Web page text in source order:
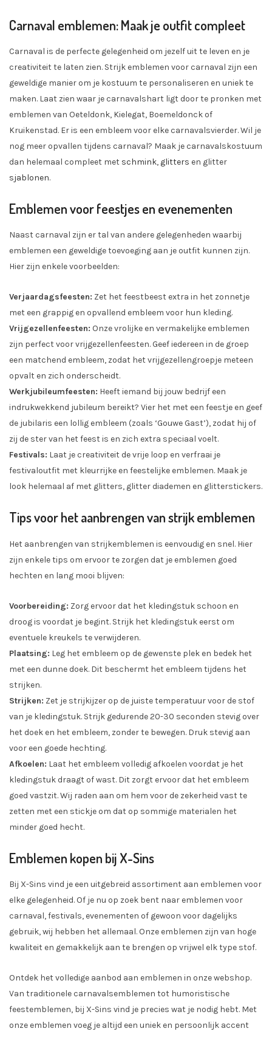
Carnaval emblemen: Maak je outfit compleet
Carnaval is de perfecte gelegenheid om jezelf uit te leven en je
creativiteit te laten zien. Strijk emblemen voor carnaval zijn een
geweldige manier om je kostuum te personaliseren en uniek te
maken. Laat zien waar je carnavalshart ligt door te pronken met
emblemen van Oeteldonk, Kielegat, Boemeldonck of
Kruikenstad. Er is een embleem voor elke carnavalsvierder. Wil je
nog meer opvallen tijdens carnaval? Maak je carnavalskostuum
dan helemaal compleet met schmink, glitters en glitter
sjablonen.
Emblemen voor feestjes en evenementen
Naast carnaval zijn er tal van andere gelegenheden waarbij
emblemen een geweldige toevoeging aan je outfit kunnen zijn.
Hier zijn enkele voorbeelden:
Verjaardagsfeesten: Zet het feestbeest extra in het zonnetje
met een grappig en opvallend embleem voor hun kleding.
Vrijgezellenfeesten: Onze vrolijke en vermakelijke emblemen
zijn perfect voor vrijgezellenfeesten. Geef iedereen in de groep
een matchend embleem, zodat het vrijgezellengroepje meteen
opvalt en zich onderscheidt.
Werkjubileumfeesten: Heeft iemand bij jouw bedrijf een
indrukwekkend jubileum bereikt? Vier het met een feestje en geef
de jubilaris een lollig embleem (zoals ‘Gouwe Gast’), zodat hij of
zij de ster van het feest is en zich extra speciaal voelt.
Festivals: Laat je creativiteit de vrije loop en verfraai je
festivaloutfit met kleurrijke en feestelijke emblemen. Maak je
look helemaal af met glitters, glitter diademen en glitterstickers.
Tips voor het aanbrengen van strijk emblemen
Het aanbrengen van strijkemblemen is eenvoudig en snel. Hier
zijn enkele tips om ervoor te zorgen dat je emblemen goed
hechten en lang mooi blijven:
Voorbereiding: Zorg ervoor dat het kledingstuk schoon en
droog is voordat je begint. Strijk het kledingstuk eerst om
eventuele kreukels te verwijderen.
Plaatsing: Leg het embleem op de gewenste plek en bedek het
met een dunne doek. Dit beschermt het embleem tijdens het
strijken.
Strijken: Zet je strijkijzer op de juiste temperatuur voor de stof
van je kledingstuk. Strijk gedurende 20-30 seconden stevig over
het doek en het embleem, zonder te bewegen. Druk stevig aan
voor een goede hechting.
Afkoelen: Laat het embleem volledig afkoelen voordat je het
kledingstuk draagt of wast. Dit zorgt ervoor dat het embleem
goed vastzit. Wij raden aan om hem voor de zekerheid vast te
zetten met een stickje om dat op sommige materialen het
minder goed hecht.
Emblemen kopen bij X-Sins
Bij X-Sins vind je een uitgebreid assortiment aan emblemen voor
elke gelegenheid. Of je nu op zoek bent naar emblemen voor
carnaval, festivals, evenementen of gewoon voor dagelijks
gebruik, wij hebben het allemaal. Onze emblemen zijn van hoge
kwaliteit en gemakkelijk aan te brengen op vrijwel elk type stof.
Ontdek het volledige aanbod aan emblemen in onze webshop.
Van traditionele carnavalsemblemen tot humoristische
feestemblemen, bij X-Sins vind je precies wat je nodig hebt. Met
onze emblemen voeg je altijd een uniek en persoonlijk accent